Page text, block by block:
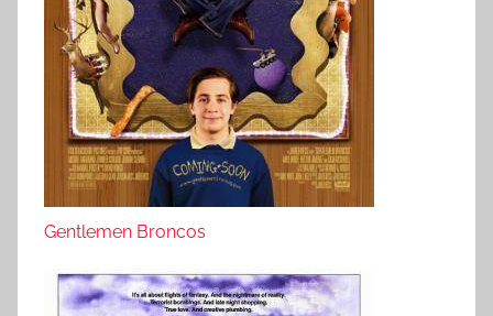
Gentlemen Broncos